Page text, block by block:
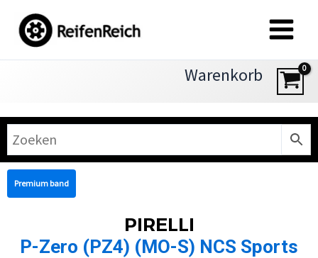
Inhalt
springen
Warenkorb
Premium band
PIRELLI
P-Zero (PZ4) (MO-S) NCS Sports